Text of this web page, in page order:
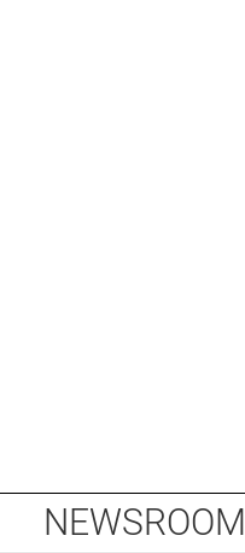
NEWSROOM